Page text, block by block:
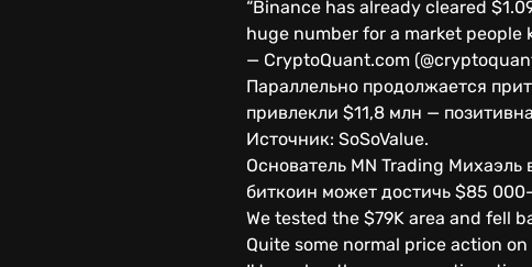
“Binance has already cleared
huge number for a market people
— CryptoQuant.com
Параллельно продолжается
привлекли $11,8 млн —
Источник: SoSoValue.
Основатель MN Trading
биткоин может достичь $85
We tested the $79K area and fell
Quite some normal price action